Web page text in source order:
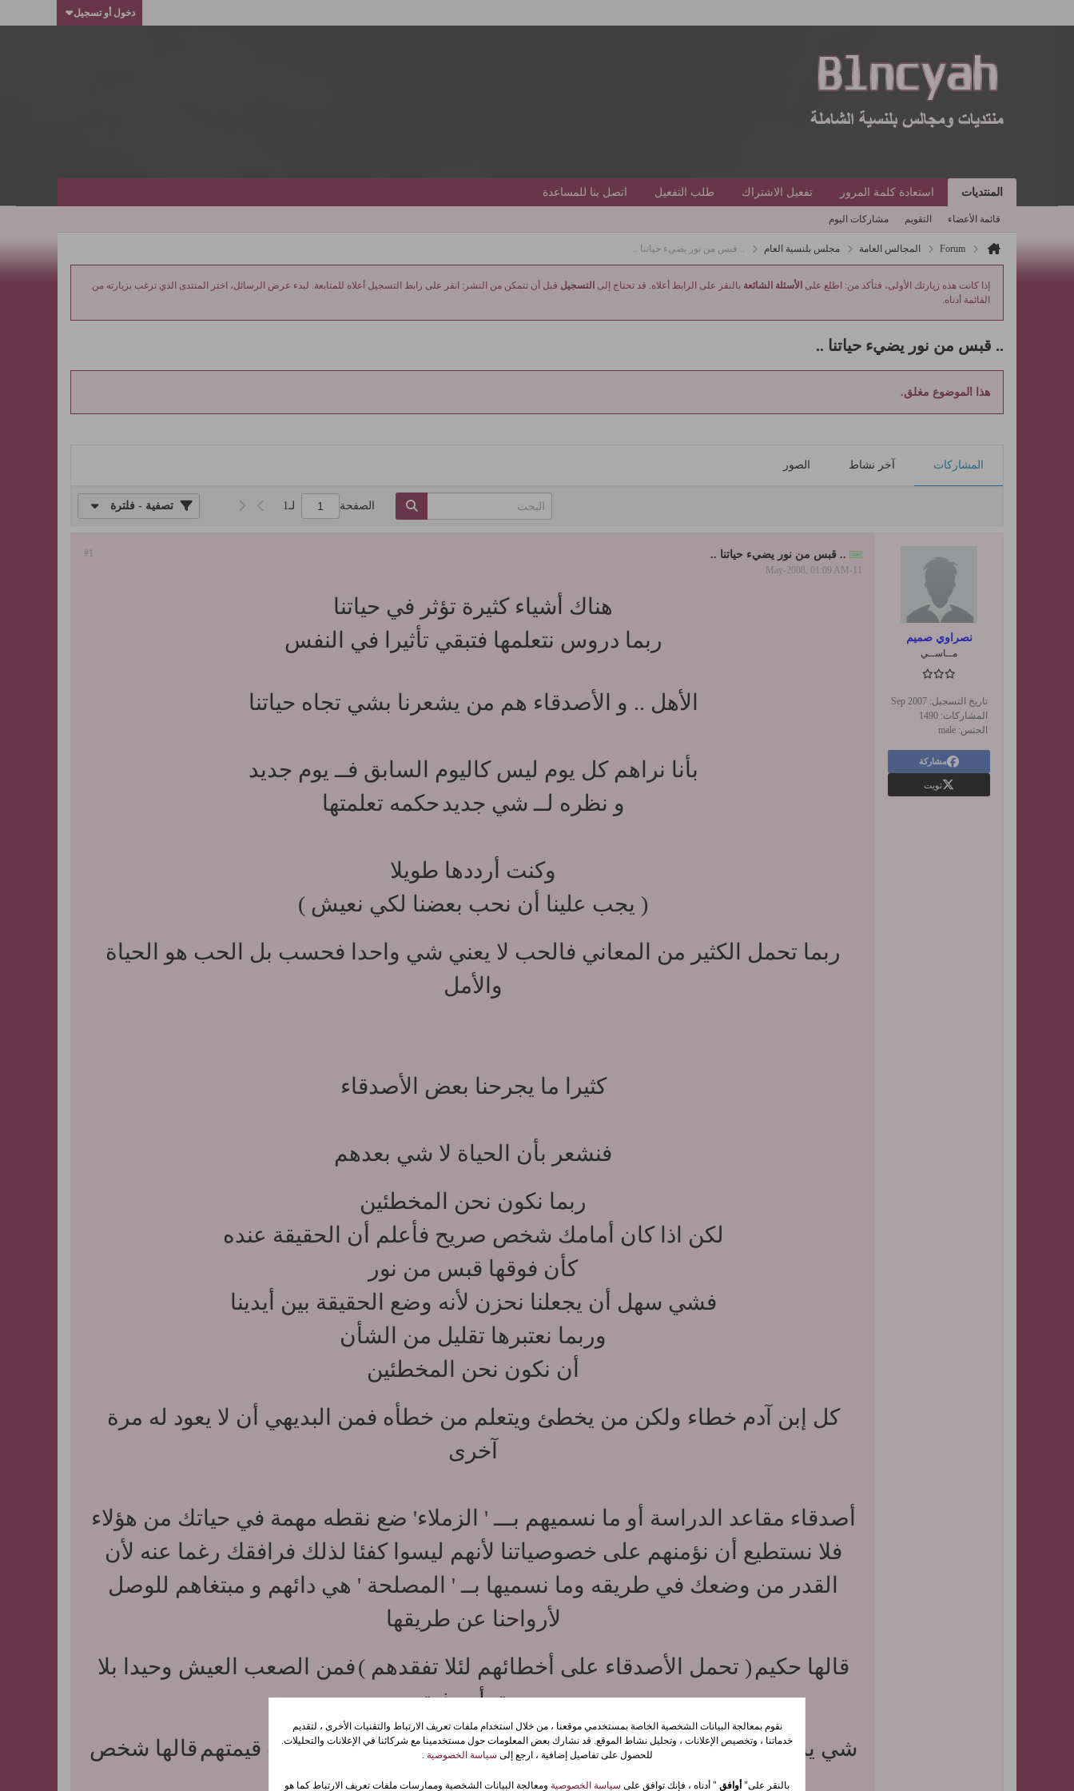
دخول أو تسجيل
المنتديات استعادة كلمة المرور تفعيل الاشتراك طلب التفعيل اتصل بنا للمساعدة
قائمة الأعضاء التقويم مشاركات اليوم
Forum المجالس العامة مجلس بلنسية العام .. قبس من نور يضيء حياتنا ..
إذا كانت هذه زيارتك الأولى، فتأكد من: اطلع على الأسئلة الشائعة بالنقر على الرابط أعلاه. قد تحتاج إلى التسجيل قبل أن تتمكن من النشر: انقر على رابط التسجيل أعلاه للمتابعة. لبدء عرض الرسائل، اختر المنتدى الذي ترغب بزيارته من
القائمة أدناه.
.. قبس من نور يضيء حياتنا ..
هذا الموضوع مغلق.
المشاركات آخر نشاط الصور
الصفحة لـ1 تصفية - فلترة
نصراوي صميم
مــاســي
تاريخ التسجيل: Sep 2007
المشاركات: 1490
الجنس: male
مشاركة
تويت
#1 .. قبس من نور يضيء حياتنا ..
11-May-2008, 01:09 AM
هناك أشياء كثيرة تؤثر في حياتنا
ربما دروس نتعلمها فتبقي تأثيرا في النفس
الأهل .. و الأصدقاء هم من يشعرنا بشي تجاه حياتنا
بأنا نراهم كل يوم ليس كاليوم السابق فــ يوم جديد
و نظره لــ شي جديدحكمه تعلمتها
وكنت أرددها طويلا
( يجب علينا أن نحب بعضنا لكي نعيش )
ربما تحمل الكثير من المعاني فالحب لا يعني شي واحدا فحسب بل الحب هو الحياة
والأمل
كثيرا ما يجرحنا بعض الأصدقاء
فنشعر بأن الحياة لا شي بعدهم
ربما نكون نحن المخطئين
لكن اذا كان أمامك شخص صريح فأعلم أن الحقيقة عنده
كأن فوقها قبس من نور
فشي سهل أن يجعلنا نحزن لأنه وضع الحقيقة بين أيدينا
وربما نعتبرها تقليل من الشأن
أن نكون نحن المخطئين
كل إبن آدم خطاء ولكن من يخطئ ويتعلم من خطأه فمن البديهي أن لا يعود له مرة
آخرى
أصدقاء مقاعد الدراسة أو ما نسميهم بـــ ' الزملاء' ضع نقطه مهمة في حياتك من هؤلاء
فلا نستطيع أن نؤمنهم على خصوصياتنا لأنهم ليسوا كفئا لذلك فرافقك رغما عنه لأن
القدر من وضعك في طريقه وما نسميها بــ ' المصلحة ' هي دائهم و مبتغاهم للوصل
لأرواحنا عن طريقها
قالها حكيم ( تحمل الأصدقاء على أخطائهم لئلا تفقدهم )فمن الصعب العيش وحيدا بلا
صديق أو رفيق.
.
شي يستهوينا لمعرفه الأصدقاء الذين يباعون و بأسعار عالية حسب قيمتهم قالها شخص
رائع ولم يخطئ "
نقوم بمعالجة البيانات الشخصية الخاصة بمستخدمي موقعنا ، من خلال استخدام ملفات تعريف الارتباط والتقنيات الأخرى ، لتقديم
خدماتنا ، وتخصيص الإعلانات ، وتحليل نشاط الموقع. قد نشارك بعض المعلومات حول مستخدمينا مع شركائنا في الإعلانات والتحليلات.
للحصول على تفاصيل إضافية ، ارجع إلى سياسة الخصوصية .
بالنقر على" أوافق " أدناه ، فإنك توافق على سياسة الخصوصية ومعالجة البيانات الشخصية وممارسات ملفات تعريف الارتباط كما هو